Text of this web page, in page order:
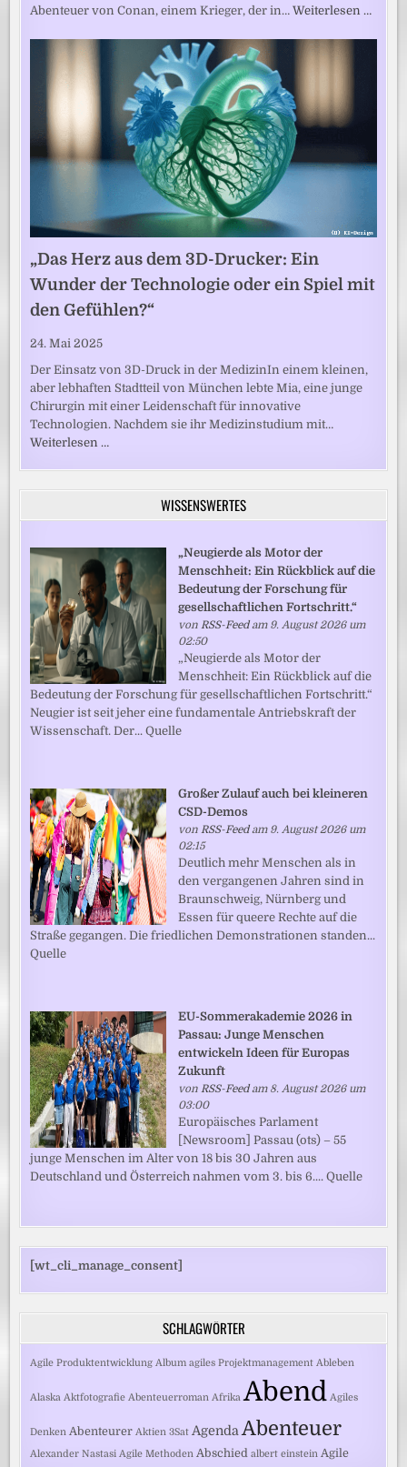
Abenteuer von Conan, einem Krieger, der in…Weiterlesen …
„Das Herz aus dem 3D-Drucker: Ein
Wunder der Technologie oder ein Spiel mit
den Gefühlen?“
24. Mai 2025
Der Einsatz von 3D-Druck in der MedizinIn einem kleinen,
aber lebhaften Stadtteil von München lebte Mia, eine junge
Chirurgin mit einer Leidenschaft für innovative
Technologien. Nachdem sie ihr Medizinstudium mit…
Weiterlesen …
WISSENSWERTES
„Neugierde als Motor der
Menschheit: Ein Rückblick auf die
Bedeutung der Forschung für
gesellschaftlichen Fortschritt.“
von RSS-Feedam 9. August 2026 um
02:50
„Neugierde als Motor der
Menschheit: Ein Rückblick auf die
Bedeutung der Forschung für gesellschaftlichen Fortschritt.“
Neugier ist seit jeher eine fundamentale Antriebskraft der
Wissenschaft. Der... Quelle
Großer Zulauf auch bei kleineren
CSD-Demos
von RSS-Feedam 9. August 2026 um
02:15
Deutlich mehr Menschen als in
den vergangenen Jahren sind in
Braunschweig, Nürnberg und
Essen für queere Rechte auf die
Straße gegangen. Die friedlichen Demonstrationen standen...
Quelle
EU-Sommerakademie 2026 in
Passau: Junge Menschen
entwickeln Ideen für Europas
Zukunft
vonRSS-Feedam 8. August 2026 um
03:00
Europäisches Parlament
[Newsroom] Passau (ots) – 55
junge Menschen im Alter von 18 bis 30 Jahren aus
Deutschland und Österreich nahmen vom 3. bis 6.... Quelle
[wt_cli_manage_consent]
SCHLAGWÖRTER
Agile Produktentwicklung Album agiles Projektmanagement Ableben
Alaska Aktfotografie Abenteuerroman Afrika Abend Agiles
Denken Abenteurer Aktien 3Sat Agenda Abenteuer
Alexander Nastasi Agile Methoden Abschied albert einstein Agile